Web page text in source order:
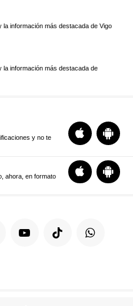
la información más destacada de Vigo
la información más destacada de
y no te
ahora, en formato